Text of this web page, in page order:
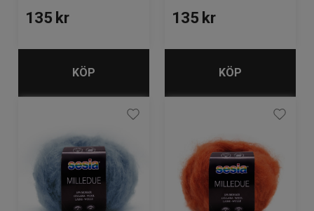
135 kr
KÖP
135 kr
KÖP